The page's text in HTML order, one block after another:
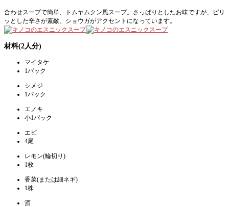
合わせスープで簡単、トムヤムクン風スープ。さっぱりとしたお味ですが、ピリ
ッとした辛さが素敵。ショウガがアクセントになっています。
材料(2人分)
マイタケ
1パック
シメジ
1パック
エノキ
小1パック
エビ
4尾
レモン(輪切り)
1枚
香菜(または細ネギ)
1株
酒